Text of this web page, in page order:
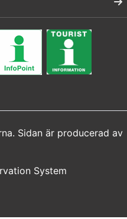
Sidan är producerad av
System
in a new
in a new
(opens in a
(opens